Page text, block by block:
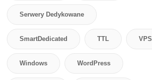
Serwery Dedykowane
SmartDedicated TTL VPS
Windows WordPress